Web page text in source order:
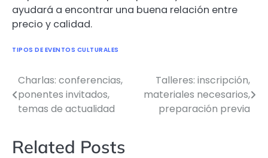
ayudará a encontrar una buena relación entre
precio y calidad.
TIPOS DE EVENTOS CULTURALES
Post
navigation
Charlas: conferencias,
ponentes invitados,
temas de actualidad
Talleres: inscripción,
materiales necesarios,
preparación previa
Related Posts